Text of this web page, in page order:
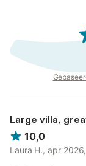
Large villa,
10,0
Laura H., apr